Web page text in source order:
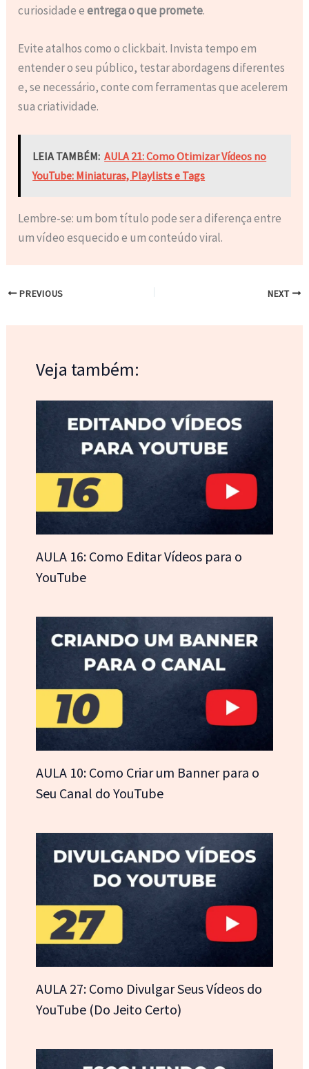
curiosidade eentrega o que promete.
Evite atalhos como o clickbait. Invista tempo em
entender o seu público, testar abordagens diferentes
e, se necessário, conte com ferramentas que acelerem
sua criatividade.
LEIA TAMBÉM: AULA 21: Como Otimizar Vídeos no
YouTube: Miniaturas, Playlists e Tags
Lembre-se: um bom título pode ser a diferença entre
um vídeo esquecido e um conteúdo viral.
PREVIOUS NEXT
Veja também:
AULA 16: Como Editar Vídeos para o
YouTube
AULA 10: Como Criar um Banner para o
Seu Canal do YouTube
AULA 27: Como Divulgar Seus Vídeos do
YouTube (Do Jeito Certo)